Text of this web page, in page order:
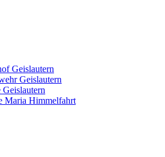
Geislautern
Geislautern
Geislautern
Maria Himmelfahrt